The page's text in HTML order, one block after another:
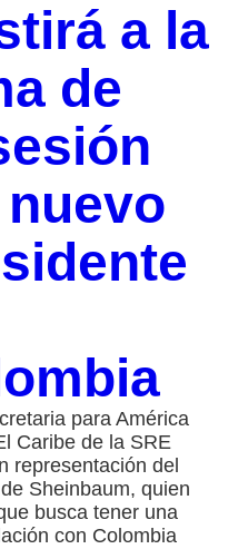
a la
de
para América
Caribe de la SRE
representación del
Sheinbaum, quien
busca tener una
con Colombia